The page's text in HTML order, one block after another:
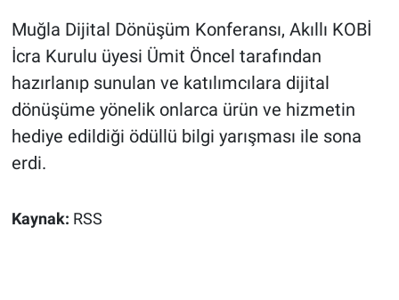
Muğla Dijital Dönüşüm Konferansı, Akıllı KOBİ
İcra Kurulu üyesi Ümit Öncel tarafından
hazırlanıp sunulan ve katılımcılara dijital
dönüşüme yönelik onlarca ürün ve hizmetin
hediye edildiği ödüllü bilgi yarışması ile sona
erdi.
Kaynak: RSS